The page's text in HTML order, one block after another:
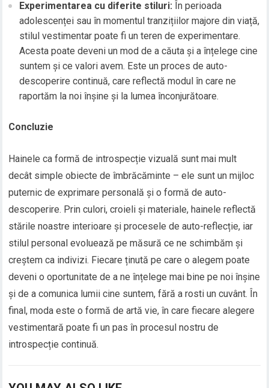
Experimentarea cu diferite stiluri: În perioada
adolescenței sau în momentul tranzițiilor majore din viață,
stilul vestimentar poate fi un teren de experimentare.
Acesta poate deveni un mod de a căuta și a înțelege cine
suntem și ce valori avem. Este un proces de auto-
descoperire continuă, care reflectă modul în care ne
raportăm la noi înșine și la lumea înconjurătoare.
Concluzie
Hainele ca formă de introspecție vizuală sunt mai mult
decât simple obiecte de îmbrăcăminte – ele sunt un mijloc
puternic de exprimare personală și o formă de auto-
descoperire. Prin culori, croieli și materiale, hainele reflectă
stările noastre interioare și procesele de auto-reflecție, iar
stilul personal evoluează pe măsură ce ne schimbăm și
creștem ca indivizi. Fiecare ținută pe care o alegem poate
deveni o oportunitate de a ne înțelege mai bine pe noi înșine
și de a comunica lumii cine suntem, fără a rosti un cuvânt. În
final, moda este o formă de artă vie, în care fiecare alegere
vestimentară poate fi un pas în procesul nostru de
introspecție continuă.